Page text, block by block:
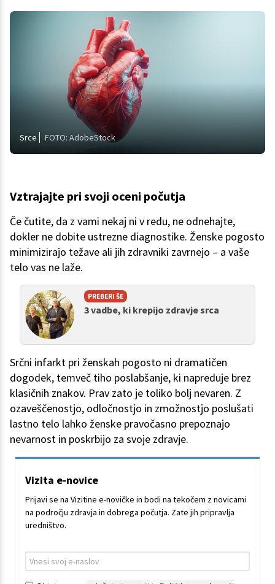
Srce FOTO: AdobeStock
Vztrajajte pri svoji oceni počutja
Če čutite, da z vami nekaj ni v redu, ne odnehajte,
dokler ne dobite ustrezne diagnostike. Ženske pogosto
minimizirajo težave ali jih zdravniki zavrnejo – a vaše
telo vas ne laže.
PREBERI ŠE
3 vadbe, ki krepijo zdravje srca
Srčni infarkt pri ženskah pogosto ni dramatičen
dogodek, temveč tiho poslabšanje, ki napreduje brez
klasičnih znakov. Prav zato je toliko bolj nevaren. Z
ozaveščenostjo, odločnostjo in zmožnostjo poslušati
lastno telo lahko ženske pravočasno prepoznajo
nevarnost in poskrbijo za svoje zdravje.
Vizita e-novice
Prijavi se na Vizitine e-novičke in bodi na tekočem z novicami
na področju zdravja in dobrega počutja. Zate jih pripravlja
uredništvo.